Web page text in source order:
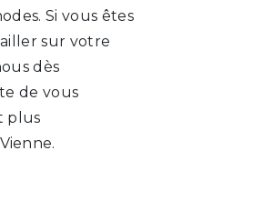
Si vous êtes
sur votre
dès
de vous
plus